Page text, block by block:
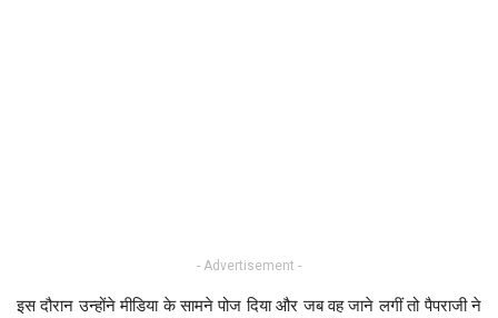
- Advertisement -
इस दौरान उन्होंने मीडिया के सामने पोज दिया और जब वह जाने लगीं तो पैपराजी ने